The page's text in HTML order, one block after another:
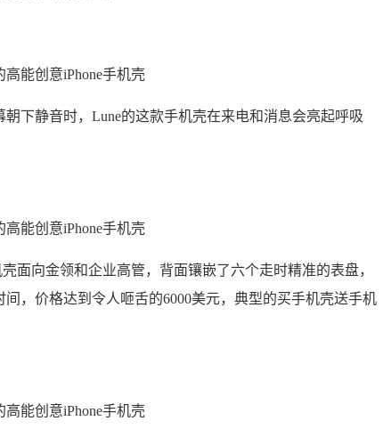
朝下静音时，Lune的这款手机壳在来电和消息会亮起呼吸
壳面向金领和企业高管，背面镶嵌了六个走时精准的表盘，
，价格达到令人咂舌的6000美元，典型的买手机壳送手机